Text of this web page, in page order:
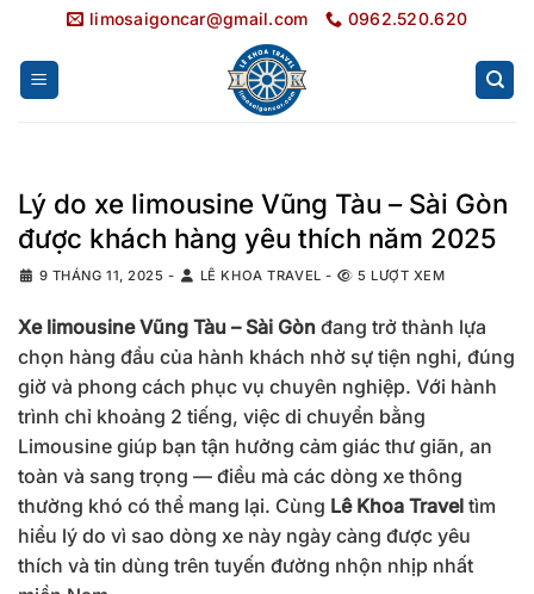
nội
dung
limosaigoncar@gmail.com 0962.520.620
Lý do xe limousine Vũng Tàu – Sài Gòn
được khách hàng yêu thích năm 2025
9 THÁNG 11, 2025 - LÊ KHOA TRAVEL - 5 LƯỢT XEM
Xe limousine Vũng Tàu – Sài Gòn đang trở thành lựa
chọn hàng đầu của hành khách nhờ sự tiện nghi, đúng
giờ và phong cách phục vụ chuyên nghiệp. Với hành
trình chỉ khoảng 2 tiếng, việc di chuyển bằng
Limousine giúp bạn tận hưởng cảm giác thư giãn, an
toàn và sang trọng — điều mà các dòng xe thông
thường khó có thể mang lại. Cùng Lê Khoa Travel tìm
hiểu lý do vì sao dòng xe này ngày càng được yêu
thích và tin dùng trên tuyến đường nhộn nhịp nhất